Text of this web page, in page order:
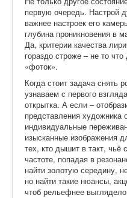
первую очередь. Настрой
важнее настроек его
глубина проникновения в
Да, критерии качества
гораздо строже – не то
«фоток».
Когда стоит задача снять
узнаваем с первого
открытка. А если –
представления художника
индивидуальные
изысканные изображения
тех, кто дышит в такт, чьё
частоте, попадая в
найти золотую середину,
но найти такие нюансы,
чтоб рельефнее